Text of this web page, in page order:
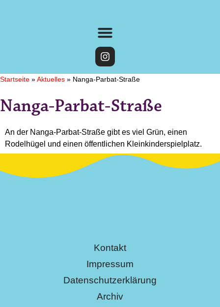
Startseite » Aktuelles » Nanga-Parbat-Straße
Nanga-Parbat-Straße
An der Nanga-Parbat-Straße gibt es viel Grün, einen
Rodelhügel und einen öffentlichen Kleinkinderspielplatz.
Kontakt
Impressum
Datenschutzerklärung
Archiv